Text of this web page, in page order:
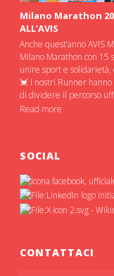
Milano Marathon
ALL’AVIS
Anche quest’anno AVIS
Milano Marathon con 15
unire sport e solidarietà,
💓 I nostri Runner
di dividere il percorso
Read more
SOCIAL
CONTATTACI